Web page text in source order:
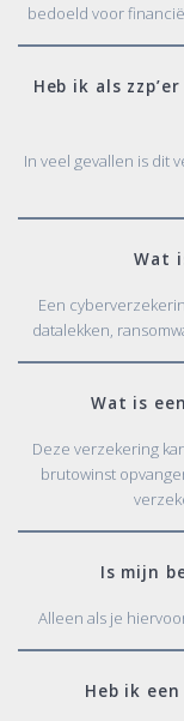
bedoeld voor
Heb ik als
In veel gevallen is dit
Wat
Een
datalekken,
Wat is
Deze verzekering
brutowinst
Is mijn
Alleen als je
Heb ik